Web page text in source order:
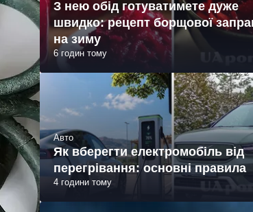
З нею обід готуватимете дуже
швидко: рецепт борщової
на зиму
6 годин тому
Авто
Як вберегти електромобіль від
перегрівання: основні правила
4 години тому